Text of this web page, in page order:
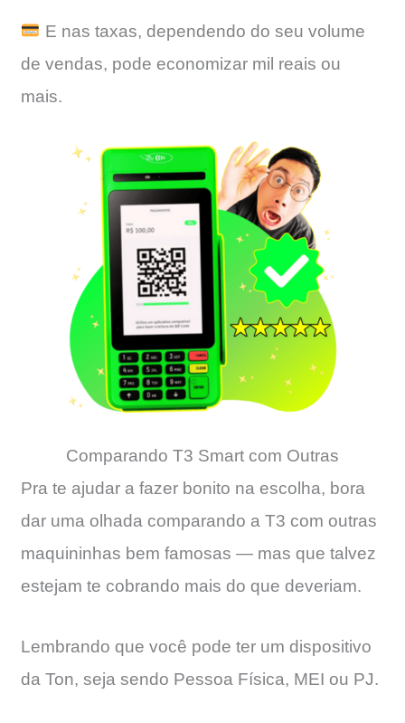
E nas taxas, dependendo do seu volume
de vendas, pode economizar mil reais ou
mais.
Comparando T3 Smart com Outras
Pra te ajudar a fazer bonito na escolha, bora
dar uma olhada comparando a T3 com outras
maquininhas bem famosas — mas que talvez
estejam te cobrando mais do que deveriam.
Lembrando que você pode ter um dispositivo
da Ton, seja sendo Pessoa Física, MEI ou PJ.